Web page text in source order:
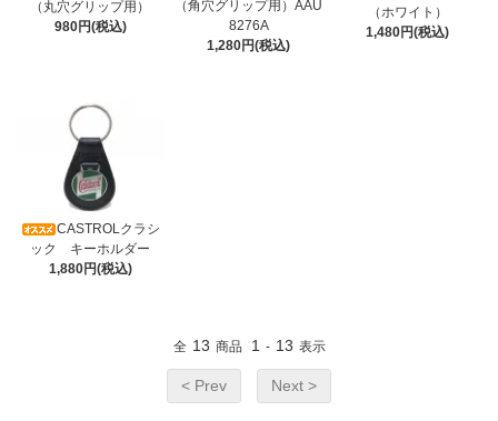
（丸穴グリップ用）
980円(税込)
（角穴グリップ用）AAU
8276A
1,280円(税込)
（ホワイト）
1,480円(税込)
CASTROLクラシ
ック キーホルダー
1,880円(税込)
全 13 商品 1 - 13 表示
< Prev Next >